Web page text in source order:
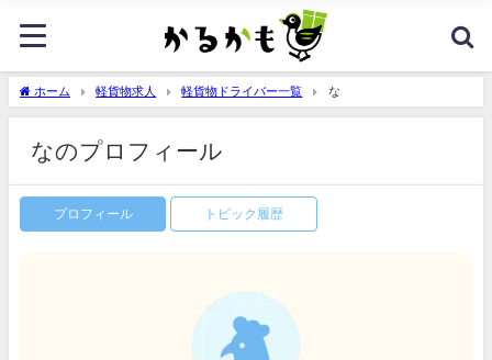
ホーム 軽貨物求人 軽貨物ドライバー一覧 な
なのプロフィール
プロフィール トピック履歴